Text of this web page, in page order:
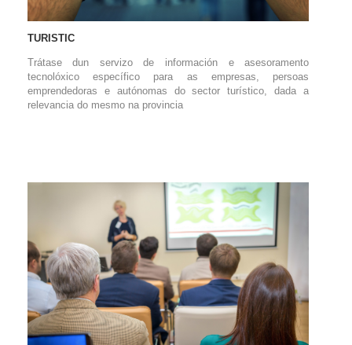
TURISTIC
Trátase dun servizo de información e asesoramento
tecnolóxico específico para as empresas, persoas
emprendedoras e autónomas do sector turístico, dada a
relevancia do mesmo na provincia